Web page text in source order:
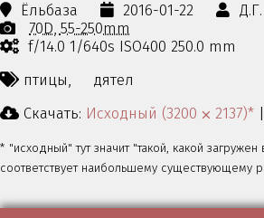
Ёльбаза 2016-01-22
Д.Г.
70D 55-250mm
f/14.0 1/640s ISO400 250.0 mm
птицы,
дятел
Скачать: Исходный (3200 ⨉ 2137)* |
* "исходный" тут значит "такой, какой загружен
соответствует наибольшему существующему